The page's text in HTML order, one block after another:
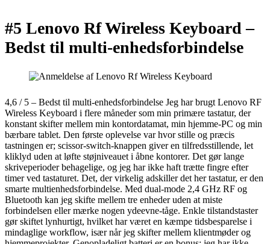
#5 Lenovo Rf Wireless Keyboard –
Bedst til multi-enhedsforbindelse
4,6 / 5 – Bedst til multi-enhedsforbindelse Jeg har brugt Lenovo RF
Wireless Keyboard i flere måneder som min primære tastatur, der
konstant skifter mellem min kontordatamat, min hjemme-PC og min
bærbare tablet. Den første oplevelse var hvor stille og præcis
tastningen er; scissor-switch-knappen giver en tilfredsstillende, let
kliklyd uden at løfte støjniveauet i åbne kontorer. Det gør lange
skriveperioder behagelige, og jeg har ikke haft trætte fingre efter
timer ved tastaturet. Det, der virkelig adskiller det her tastatur, er den
smarte multienhedsforbindelse. Med dual-mode 2,4 GHz RF og
Bluetooth kan jeg skifte mellem tre enheder uden at miste
forbindelsen eller mærke nogen ydeevne-tåge. Enkle tilstandstaster
gør skiftet lynhurtigt, hvilket har været en kæmpe tidsbesparelse i
mindaglige workflow, især når jeg skifter mellem klientmøder og